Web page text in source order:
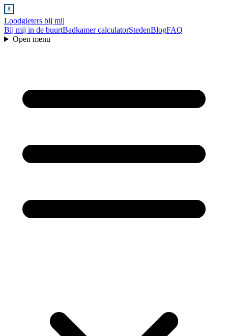
Loodgieters bij mij
Bij mij in de buurtBadkamer calculatorStedenBlogFAQ
Open menu